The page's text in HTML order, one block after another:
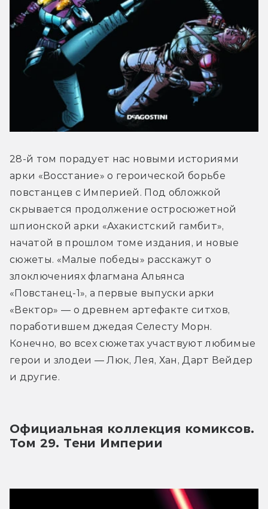
28-й том порадует нас новыми историями
арки «Восстание» о героической борьбе
повстанцев с Империей. Под обложкой
скрывается продолжение остросюжетной
шпионской арки «Ахакистский гамбит»,
начатой в прошлом томе издания, и новые
сюжеты. «Малые победы» расскажут о
злоключениях флагмана Альянса
«Повстанец-1», а первые выпуски арки
«Вектор» — о древнем артефакте ситхов,
поработившем джедая Селесту Морн.
Конечно, во всех сюжетах участвуют любимые
герои и злодеи — Люк, Лея, Хан, Дарт Вейдер
и другие.
Официальная коллекция комиксов.
Том 29. Тени Империи